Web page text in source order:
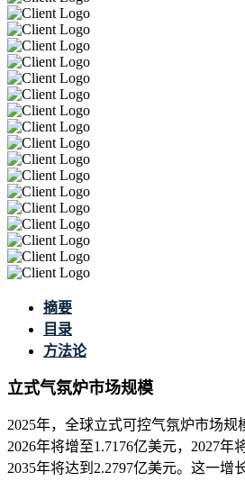
摘要
目录
方法论
立式气氛炉市场规模
2025年，全球立式可控气氛炉市场规
2026年将增至1.7176亿美元，2027年
2035年将达到2.2797亿美元。这一增